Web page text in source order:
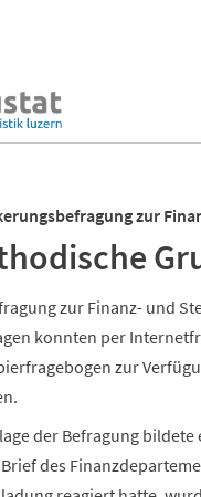
Navigation
überspringen
zur
zur Finanz- und
konnten per
zur
der Befragung
des